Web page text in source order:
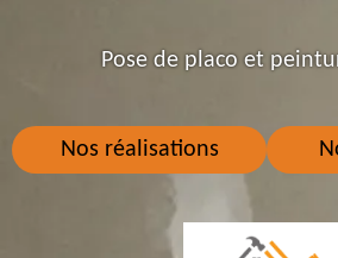
Nos réalisations
Pose de placo et